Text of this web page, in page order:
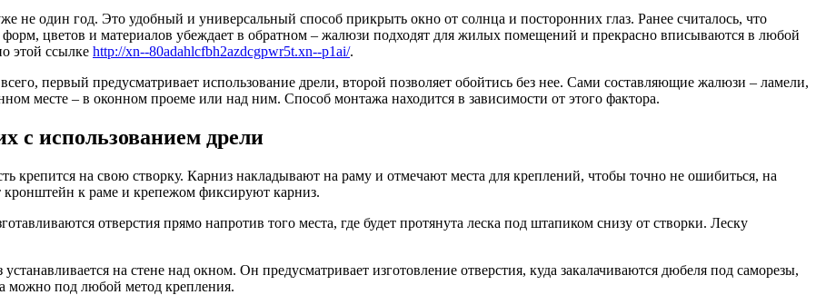
не один год. Это удобный и универсальный способ прикрыть окно от солнца и посторонних глаз. Ранее считалось, что
цветов и материалов убеждает в обратном – жалюзи подходят для жилых помещений и прекрасно вписываются в любой
этой ссылке http://xn--80adahlcfbh2azdcgpwr5t.xn--p1ai/.
первый предусматривает использование дрели, второй позволяет обойтись без нее. Сами составляющие жалюзи – ламели,
месте – в оконном проеме или над ним. Способ монтажа находится в зависимости от этого фактора.
с использованием дрели
крепится на свою створку. Карниз накладывают на раму и отмечают места для креплений, чтобы точно не ошибиться, на
к раме и крепежом фиксируют карниз.
отверстия прямо напротив того места, где будет протянута леска под штапиком снизу от створки. Леску
на стене над окном. Он предусматривает изготовление отверстия, куда закалачиваются дюбеля под саморезы,
можно под любой метод крепления.